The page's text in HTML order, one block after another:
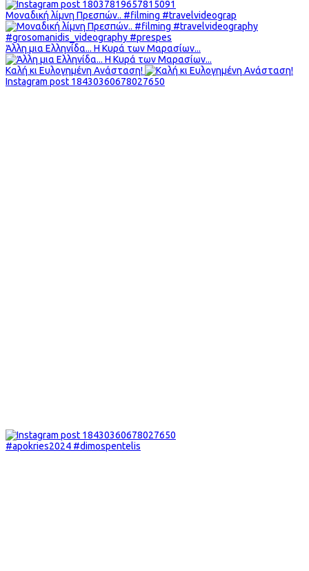
Μοναδική λίμνη Πρεσπών.. #filming #travelvideograp
Άλλη μια Ελληνίδα... Η Κυρά των Μαρασίων...
Καλή κι Ευλογημένη Ανάσταση!
Instagram post 18430360678027650
#apokries2024 #dimospentelis